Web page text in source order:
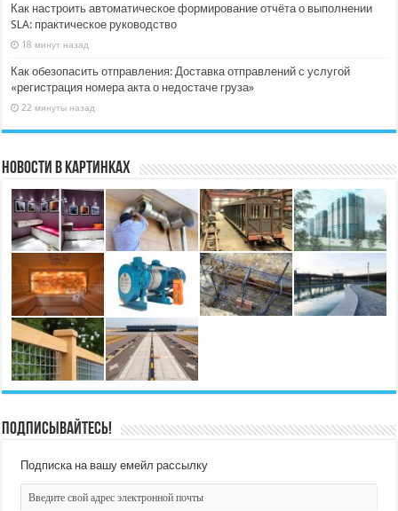
Как настроить автоматическое формирование отчёта о выполнении
SLA: практическое руководство
18 минут назад
Как обезопасить отправления: Доставка отправлений с услугой
«регистрация номера акта о недостаче груза»
22 минуты назад
Новости в картинках
Подписывайтесь!
Подписка на вашу емейл рассылку